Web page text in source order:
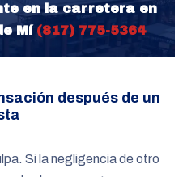
en la carretera en
Mí (817) 775-5364
después de un
Si la negligencia de otro